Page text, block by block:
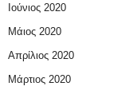
Ιούνιος 2020
Μάιος 2020
Απρίλιος 2020
Μάρτιος 2020